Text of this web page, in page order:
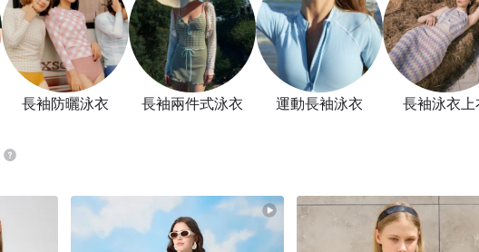
長袖防曬泳衣 長袖兩件式泳衣 運動長袖泳衣 長袖泳衣上